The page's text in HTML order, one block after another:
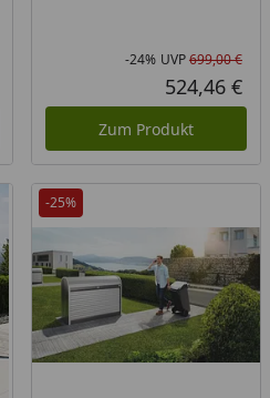
in ProzentPreis
Preis
-24% UVP699,00 €
524,46 €
Zum Produkt
-25%